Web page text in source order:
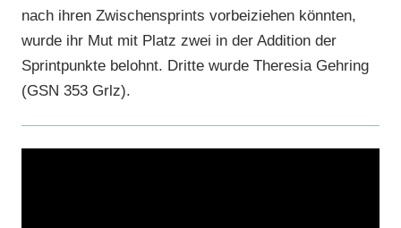
nach ihren Zwischensprints vorbeiziehen könnten,
wurde ihr Mut mit Platz zwei in der Addition der
Sprintpunkte belohnt. Dritte wurde Theresia Gehring
(GSN 353 Grlz).